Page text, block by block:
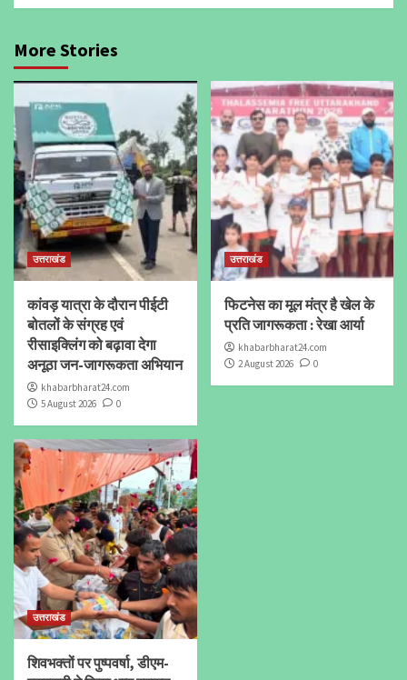
More Stories
उत्तराखंड
कांवड़ यात्रा के दौरान पीईटी
बोतलों के संग्रह एवं
रीसाइक्लिंग को बढ़ावा देगा
अनूठा जन-जागरूकता अभियान
khabarbharat24.com
5 August 2026
0
उत्तराखंड
फिटनेस का मूल मंत्र है खेल के
प्रति जागरूकता : रेखा आर्या
khabarbharat24.com
2 August 2026
0
उत्तराखंड
शिवभक्तों पर पुष्पवर्षा, डीएम-